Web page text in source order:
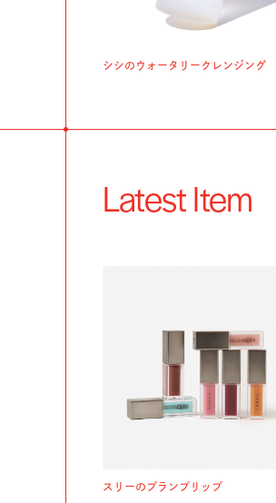
シシのウォータリークレンジング
Latest Item
スリーのプランプリップ